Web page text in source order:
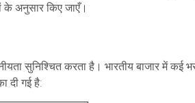
के अनुसार किए जाएँ।
सुनिश्चित करता है। भारतीय बाजार में कई
दी गई है: